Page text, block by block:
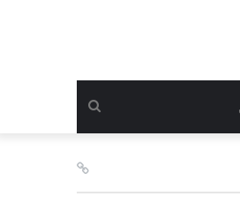
بحث
عن